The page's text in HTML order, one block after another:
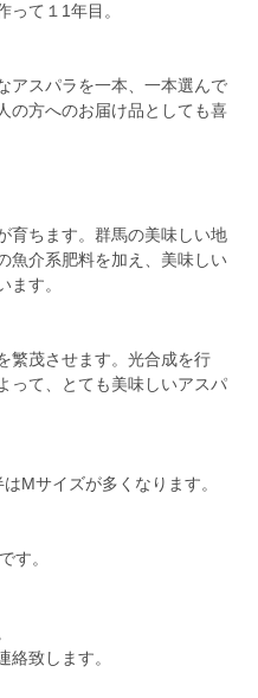
って１1年目。
アスパラを一本、一本選んで
の方へのお届け品としても喜
育ちます。群馬の美味しい地
魚介系肥料を加え、美味しい
ます。
繁茂させます。光合成を行
って、とても美味しいアスパ
Mサイズが多くなります。
す。
絡致します。